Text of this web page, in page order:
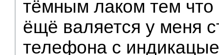
тёмным лаком тем
ёщё валяется у меня
телефона с